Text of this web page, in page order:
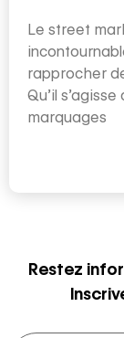
Le street
rapprocher
Qu’il
marquages
Restez